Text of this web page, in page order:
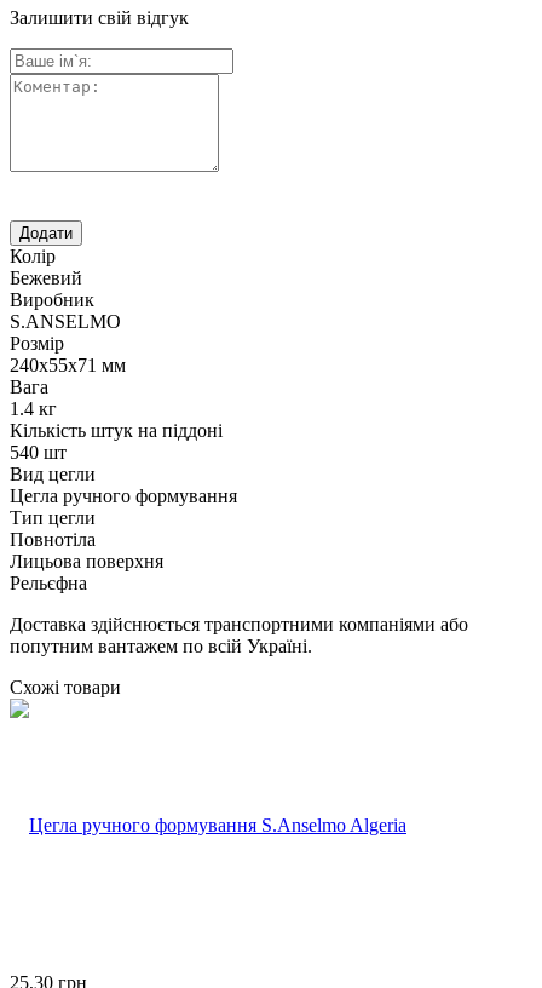
Залишити свій відгук
Колір
Бежевий
Виробник
S.ANSELMO
Розмір
240х55х71 мм
Вага
1.4 кг
Кількість штук на піддоні
540 шт
Вид цегли
Цегла ручного формування
Тип цегли
Повнотіла
Лицьова поверхня
Рельєфна
Доставка здійснюється транспортними компаніями або
попутним вантажем по всій Україні.
Схожі товари
25,30 грн